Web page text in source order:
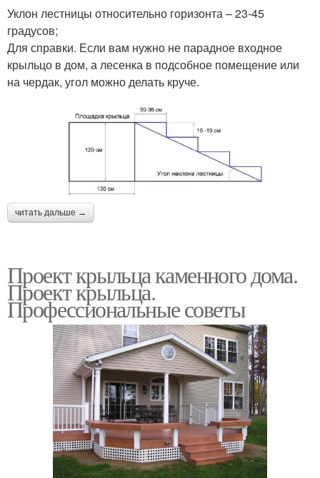
Уклон лестницы относительно горизонта – 23-45
градусов;
Для справки. Если вам нужно не парадное входное
крыльцо в дом, а лесенка в подсобное помещение или
на чердак, угол можно делать круче.
читать дальше →
Проект крыльца каменного дома.
Проект крыльца.
Профессиональные советы